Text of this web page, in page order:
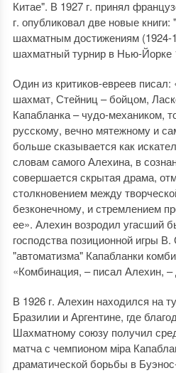
Китае". В 1927 г. принял
г. опубликовал две новые
шахматным достижениям
шахматный турнир в Нью-Йорке
Один из критиков-евреев
шахмат, Стейниц – бойцом,
Капабланка – чудо-механиком,
русскому, вечно мятежному и
больше сказывается как
словам самого Алехина, в
совершается скрытая драма,
столкновением между
безконечному, и стремлением
ее». Алехин возродил угасший
господства позиционной игры
"автоматизма" Капабланки
«Комбинация, – писал Алехин,
В 1926 г. Алехин находился на
Бразилии и Аргентине, где
Шахматному союзу получил
матча с чемпионом міра
драматической борьбы в